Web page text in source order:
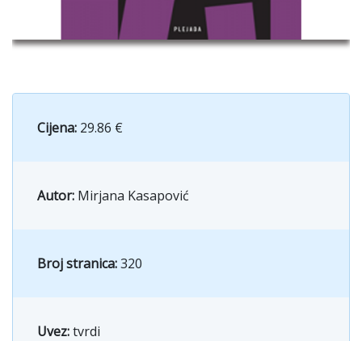
Cijena: 29.86 €
Autor: Mirjana Kasapović
Broj stranica:320
Uvez:tvrdi